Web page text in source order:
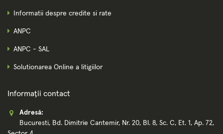
Informatii despre credite si rate
ANPC
ANPC - SAL
Solutionarea Online a litigiilor
Informații contact
Adresă:
Bucuresti, Bd. Dimitrie Cantemir, Nr. 20, Bl. 8, Sc. C, Et. 1, Ap. 72,